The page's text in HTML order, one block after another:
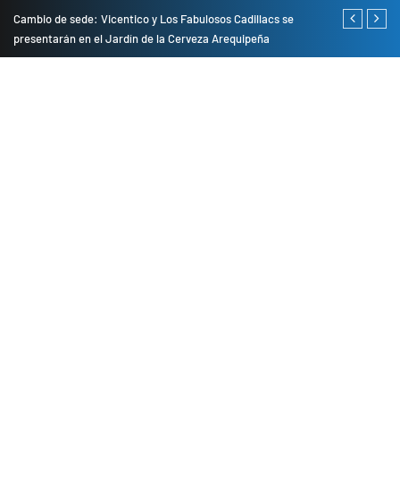
Cambio de sede: Vicentico y Los Fabulosos Cadillacs se
presentarán en el Jardín de la Cerveza Arequipeña
Empresas